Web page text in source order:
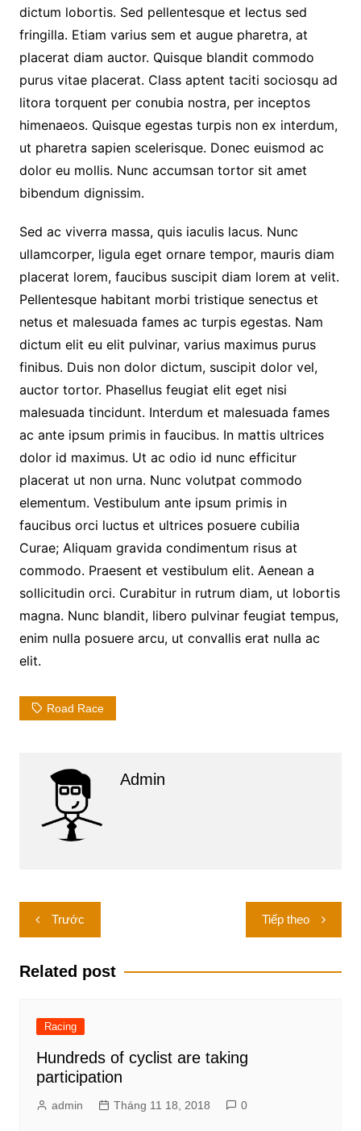
dictum lobortis. Sed pellentesque et lectus sed
fringilla. Etiam varius sem et augue pharetra, at
placerat diam auctor. Quisque blandit commodo
purus vitae placerat. Class aptent taciti sociosqu ad
litora torquent per conubia nostra, per inceptos
himenaeos. Quisque egestas turpis non ex interdum,
ut pharetra sapien scelerisque. Donec euismod ac
dolor eu mollis. Nunc accumsan tortor sit amet
bibendum dignissim.
Sed ac viverra massa, quis iaculis lacus. Nunc
ullamcorper, ligula eget ornare tempor, mauris diam
placerat lorem, faucibus suscipit diam lorem at velit.
Pellentesque habitant morbi tristique senectus et
netus et malesuada fames ac turpis egestas. Nam
dictum elit eu elit pulvinar, varius maximus purus
finibus. Duis non dolor dictum, suscipit dolor vel,
auctor tortor. Phasellus feugiat elit eget nisi
malesuada tincidunt. Interdum et malesuada fames
ac ante ipsum primis in faucibus. In mattis ultrices
dolor id maximus. Ut ac odio id nunc efficitur
placerat ut non urna. Nunc volutpat commodo
elementum. Vestibulum ante ipsum primis in
faucibus orci luctus et ultrices posuere cubilia
Curae; Aliquam gravida condimentum risus at
commodo. Praesent et vestibulum elit. Aenean a
sollicitudin orci. Curabitur in rutrum diam, ut lobortis
magna. Nunc blandit, libero pulvinar feugiat tempus,
enim nulla posuere arcu, ut convallis erat nulla ac
elit.
Road Race
Admin
Điều
hướng
bài
Trước Tiếp theo
Related post
Racing
Hundreds of cyclist are taking
participation
admin Tháng 11 18, 2018 0